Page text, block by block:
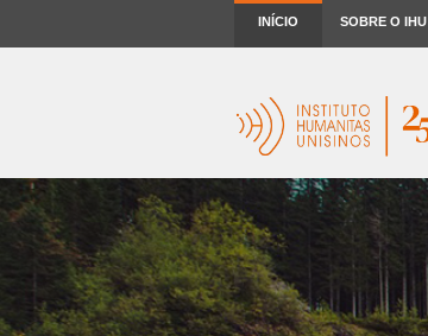
INÍCIO SOBRE O IHU